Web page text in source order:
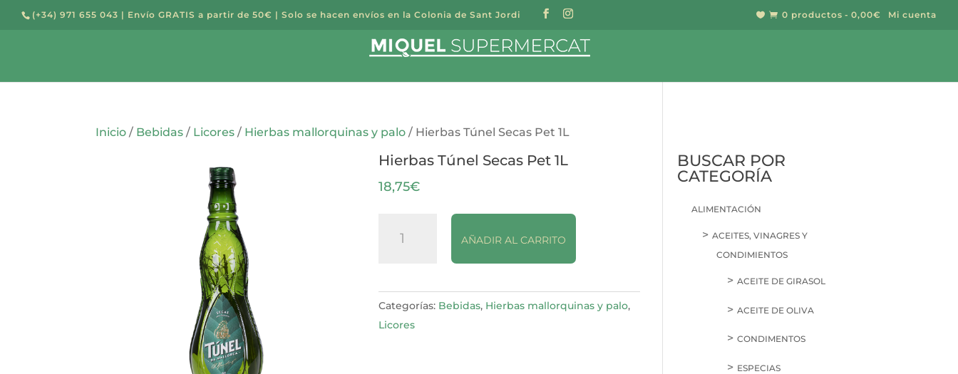
(+34) 971 655 043 | Envío GRATIS a partir de 50€ | Solo se hacen envíos en la Colonia de Sant Jordi Mi cuenta
  0 productos 0,00€
Búsqueda
Inicio / Bebidas / Licores / Hierbas mallorquinas y palo / Hierbas Túnel Secas Pet 1L
Hierbas Túnel Secas Pet 1L
18,75€
Túnel
1L
cantidad
AÑADIR AL CARRITO
Categorías: Bebidas, Hierbas mallorquinas y palo,
Licores
BUSCAR POR
CATEGORÍA
ALIMENTACIÓN
ACEITES, VINAGRES Y
CONDIMIENTOS
ACEITE DE GIRASOL
ACEITE DE OLIVA
CONDIMENTOS
ESPECIAS